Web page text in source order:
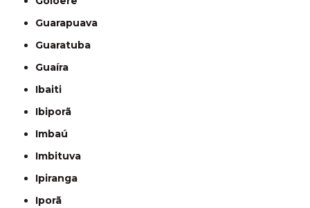
Guarapuava
Guaratuba
Guaíra
Ibaiti
Ibiporã
Imbaú
Imbituva
Ipiranga
Iporã